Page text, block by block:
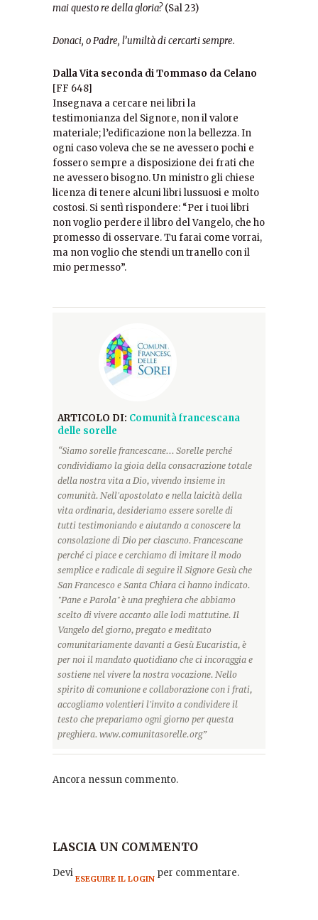
mai questo re della gloria?(Sal 23)
Donaci, o Padre, l’umiltà di cercarti sempre.
Dalla Vita seconda di Tommaso da Celano
[FF 648]
Insegnava a cercare nei libri la
testimonianza del Signore, non il valore
materiale; l’edificazione non la bellezza. In
ogni caso voleva che se ne avessero pochi e
fossero sempre a disposizione dei frati che
ne avessero bisogno. Un ministro gli chiese
licenza di tenere alcuni libri lussuosi e molto
costosi. Si sentì rispondere: “Per i tuoi libri
non voglio perdere il libro del Vangelo, che ho
promesso di osservare. Tu farai come vorrai,
ma non voglio che stendi un tranello con il
mio permesso”.
ARTICOLO DI: Comunità francescana
delle sorelle
“Siamo sorelle francescane... Sorelle perché
condividiamo la gioia della consacrazione totale
della nostra vita a Dio, vivendo insieme in
comunità. Nell'apostolato e nella laicità della
vita ordinaria, desideriamo essere sorelle di
tutti testimoniando e aiutando a conoscere la
consolazione di Dio per ciascuno. Francescane
perché ci piace e cerchiamo di imitare il modo
semplice e radicale di seguire il Signore Gesù che
San Francesco e Santa Chiara ci hanno indicato.
"Pane e Parola" è una preghiera che abbiamo
scelto di vivere accanto alle lodi mattutine. Il
Vangelo del giorno, pregato e meditato
comunitariamente davanti a Gesù Eucaristia, è
per noi il mandato quotidiano che ci incoraggia e
sostiene nel vivere la nostra vocazione. Nello
spirito di comunione e collaborazione con i frati,
accogliamo volentieri l'invito a condividere il
testo che prepariamo ogni giorno per questa
preghiera. www.comunitasorelle.org”
Ancora nessun commento.
LASCIA UN COMMENTO
Devi ESEGUIRE IL LOGIN per commentare.